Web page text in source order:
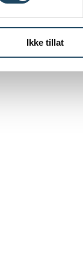
Ikke tillat